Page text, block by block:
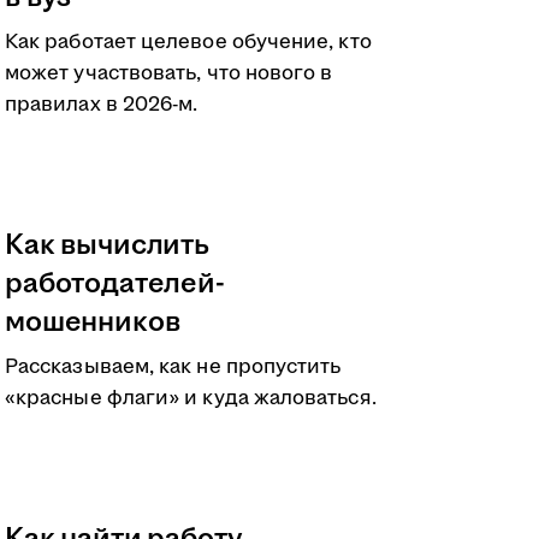
Как работает целевое обучение, кто
может участвовать, что нового в
правилах в 2026-м.
Как вычислить
работодателей-
мошенников
Рассказываем, как не пропустить
«красные флаги» и куда жаловаться.